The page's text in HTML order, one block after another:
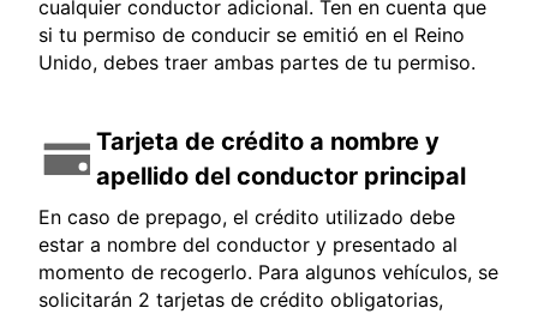
cualquier conductor adicional. Ten en cuenta que
si tu permiso de conducir se emitió en el Reino
Unido, debes traer ambas partes de tu permiso.
Tarjeta de crédito a nombre y
apellido del conductor principal
En caso de prepago, el crédito utilizado debe
estar a nombre del conductor y presentado al
momento de recogerlo. Para algunos vehículos, se
solicitarán 2 tarjetas de crédito obligatorias,